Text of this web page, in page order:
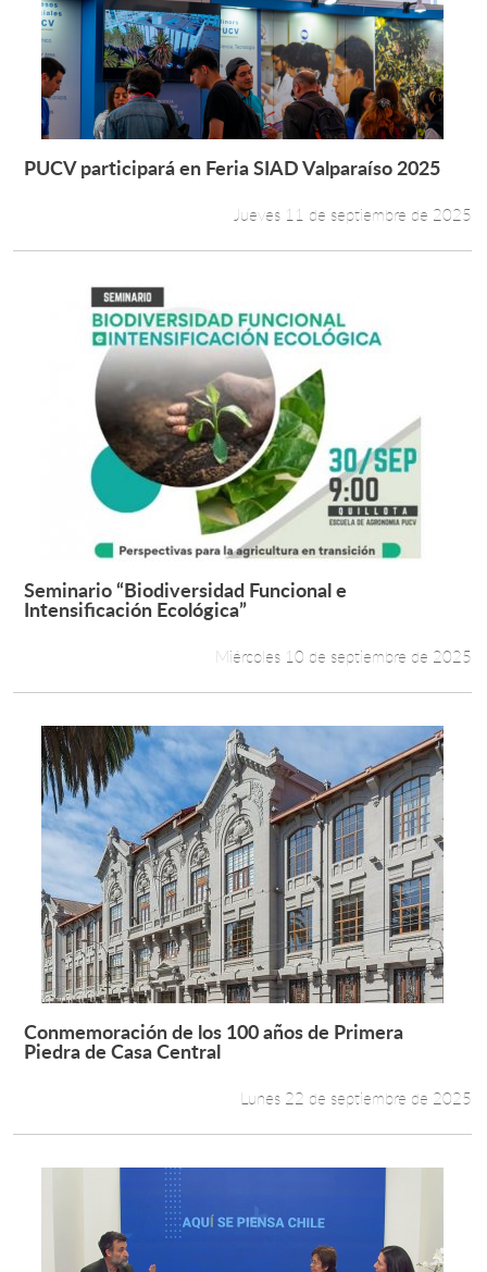
Leer más +
PUCV participará en Feria SIAD Valparaíso 2025
Jueves 11 de septiembre de 2025
Leer más +
Seminario “Biodiversidad Funcional e
Intensificación Ecológica”
Miércoles 10 de septiembre de 2025
Leer más +
Conmemoración de los 100 años de Primera
Piedra de Casa Central
Lunes 22 de septiembre de 2025